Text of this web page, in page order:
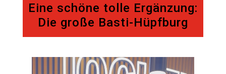
Eine schöne tolle Ergänzung:
Die große Basti-Hüpfburg